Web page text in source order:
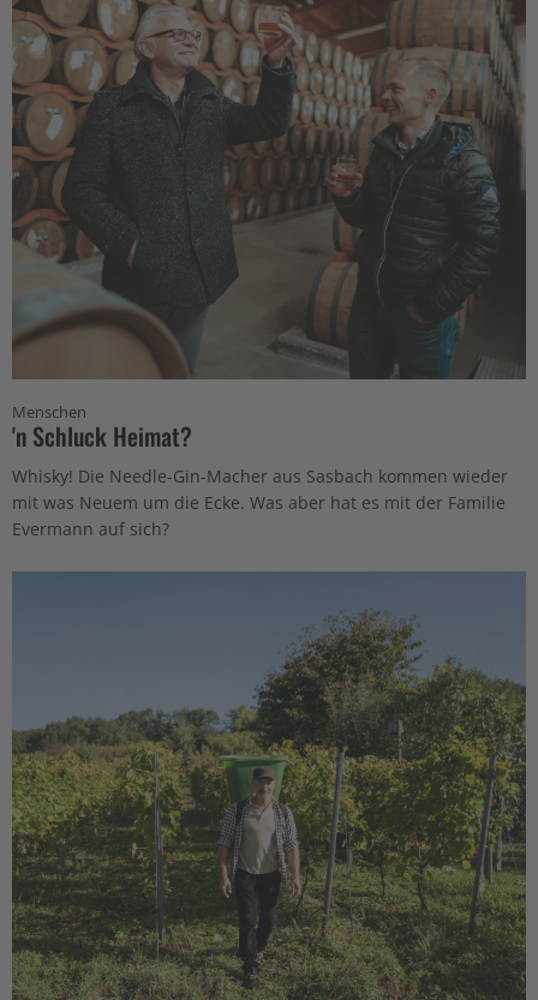
Menschen
'n Schluck Heimat?
Whisky! Die Needle-Gin-Macher aus Sasbach kommen wieder
mit was Neuem um die Ecke. Was aber hat es mit der Familie
Evermann auf sich?